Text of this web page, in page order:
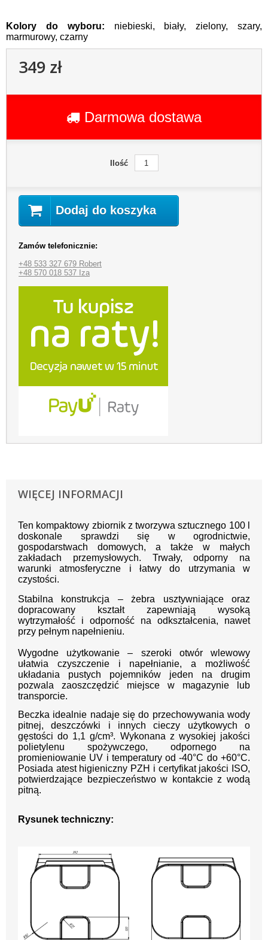
Kolory do wyboru: niebieski, biały, zielony, szary,
marmurowy, czarny
349 zł
Darmowa dostawa
Ilość
Dodaj do koszyka
Zamów telefonicznie:
+48 533 327 679 Robert
+48 570 018 537 Iza
WIĘCEJ INFORMACJI
Ten kompaktowy zbiornik z tworzywa sztucznego 100 l
doskonale sprawdzi się w ogrodnictwie,
gospodarstwach domowych, a także w małych
zakładach przemysłowych. Trwały, odporny na
warunki atmosferyczne i łatwy do utrzymania w
czystości.
Stabilna konstrukcja – żebra usztywniające oraz
dopracowany kształt zapewniają wysoką
wytrzymałość i odporność na odkształcenia, nawet
przy pełnym napełnieniu.
Wygodne użytkowanie – szeroki otwór wlewowy
ułatwia czyszczenie i napełnianie, a możliwość
układania pustych pojemników jeden na drugim
pozwala zaoszczędzić miejsce w magazynie lub
transporcie.
Beczka idealnie nadaje się do przechowywania wody
pitnej, deszczówki i innych cieczy użytkowych o
gęstości do 1,1 g/cm³. Wykonana z wysokiej jakości
polietylenu spożywczego, odpornego na
promieniowanie UV i temperatury od -40°C do +60°C.
Posiada atest higieniczny PZH i certyfikat jakości ISO,
potwierdzające bezpieczeństwo w kontakcie z wodą
pitną.
Rysunek techniczny: